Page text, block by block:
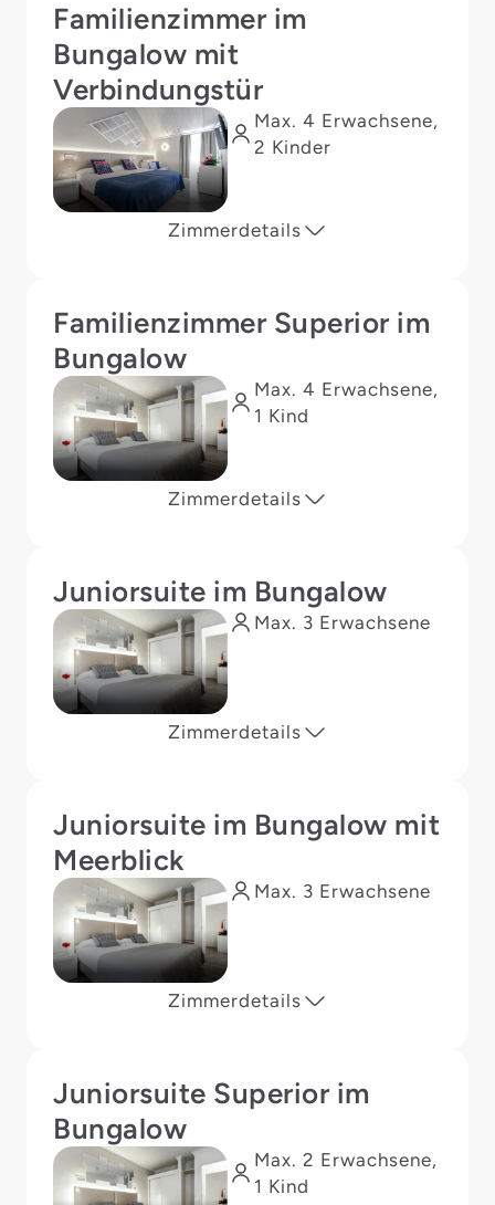
Familienzimmer im
Bungalow mit
Verbindungstür
Max. 4 Erwachsene,
2 Kinder
Zimmerdetails
Familienzimmer Superior im
Bungalow
Max. 4 Erwachsene,
1 Kind
Zimmerdetails
Juniorsuite im Bungalow
Max. 3 Erwachsene
Zimmerdetails
Juniorsuite im Bungalow mit
Meerblick
Max. 3 Erwachsene
Zimmerdetails
Juniorsuite Superior im
Bungalow
Max. 2 Erwachsene,
1 Kind